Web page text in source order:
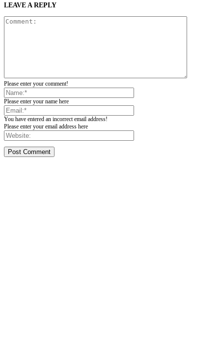
LEAVE A REPLY
Please enter your comment!
Please enter your name here
You have entered an incorrect email address!
Please enter your email address here